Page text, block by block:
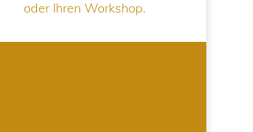
oder Ihren Workshop.